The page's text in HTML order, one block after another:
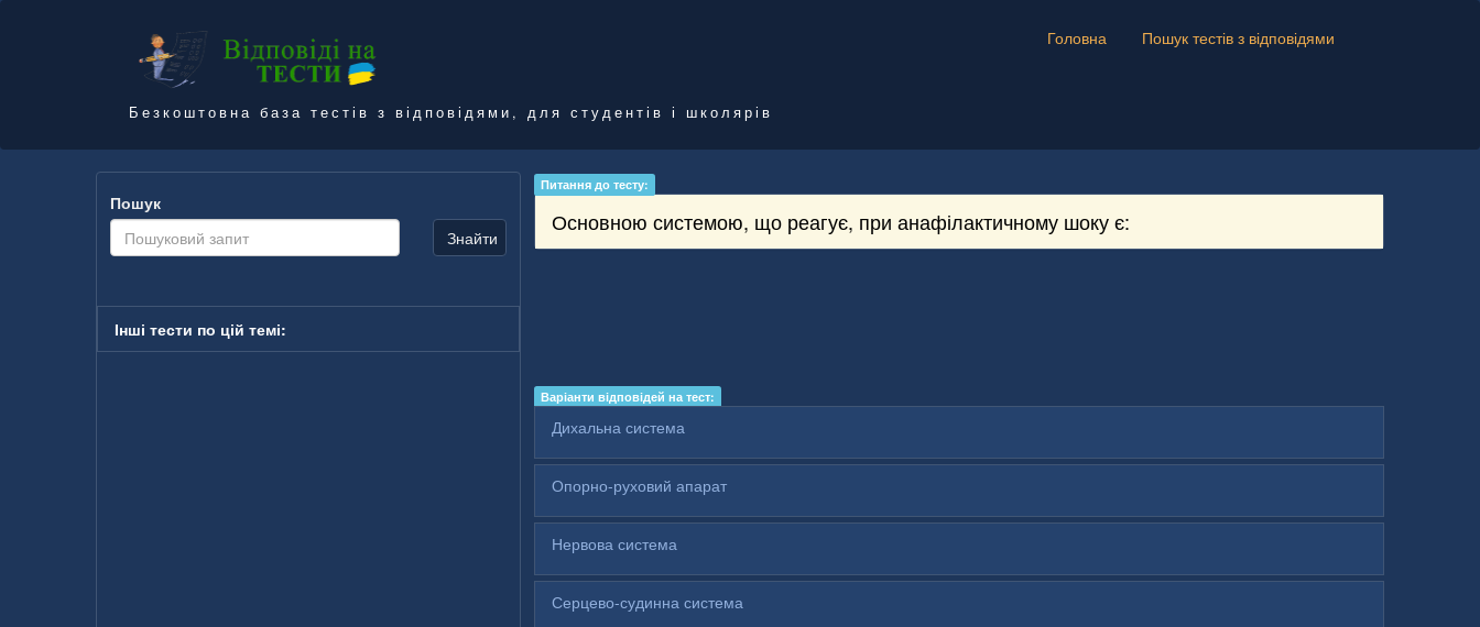
Безкоштовна база тестів з відповідями, для студентів і школярів
Головна Пошук тестів з відповідями
Питання до тесту:
Основною системою, що реагує, при анафілактичному шоку є:
Варіанти відповідей на тест:
Дихальна система
Опорно-руховий апарат
Нервова система
Серцево-судинна система
Пошук
Знайти
Інші тести по цій темі: